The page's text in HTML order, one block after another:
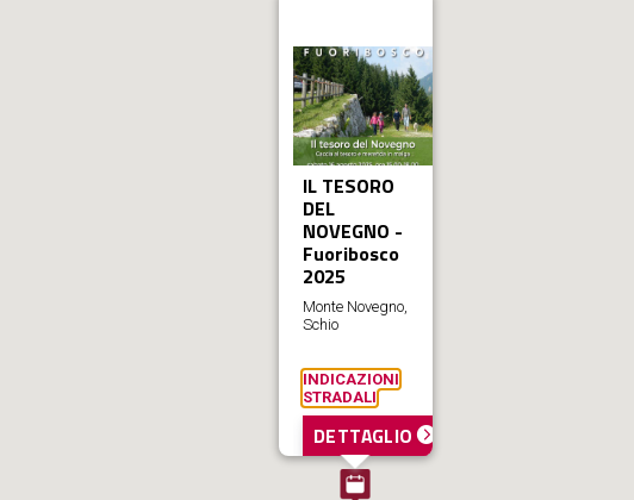
IL TESORO
DEL
NOVEGNO -
Fuoribosco
2025
Monte Novegno,
Schio
INDICAZIONI
STRADALI
DETTAGLIO